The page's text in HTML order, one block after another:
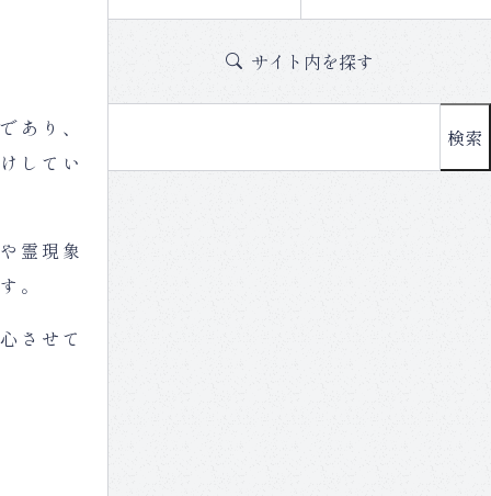
あり、
してい
霊現象
。
させて
サイト内を探す
検索